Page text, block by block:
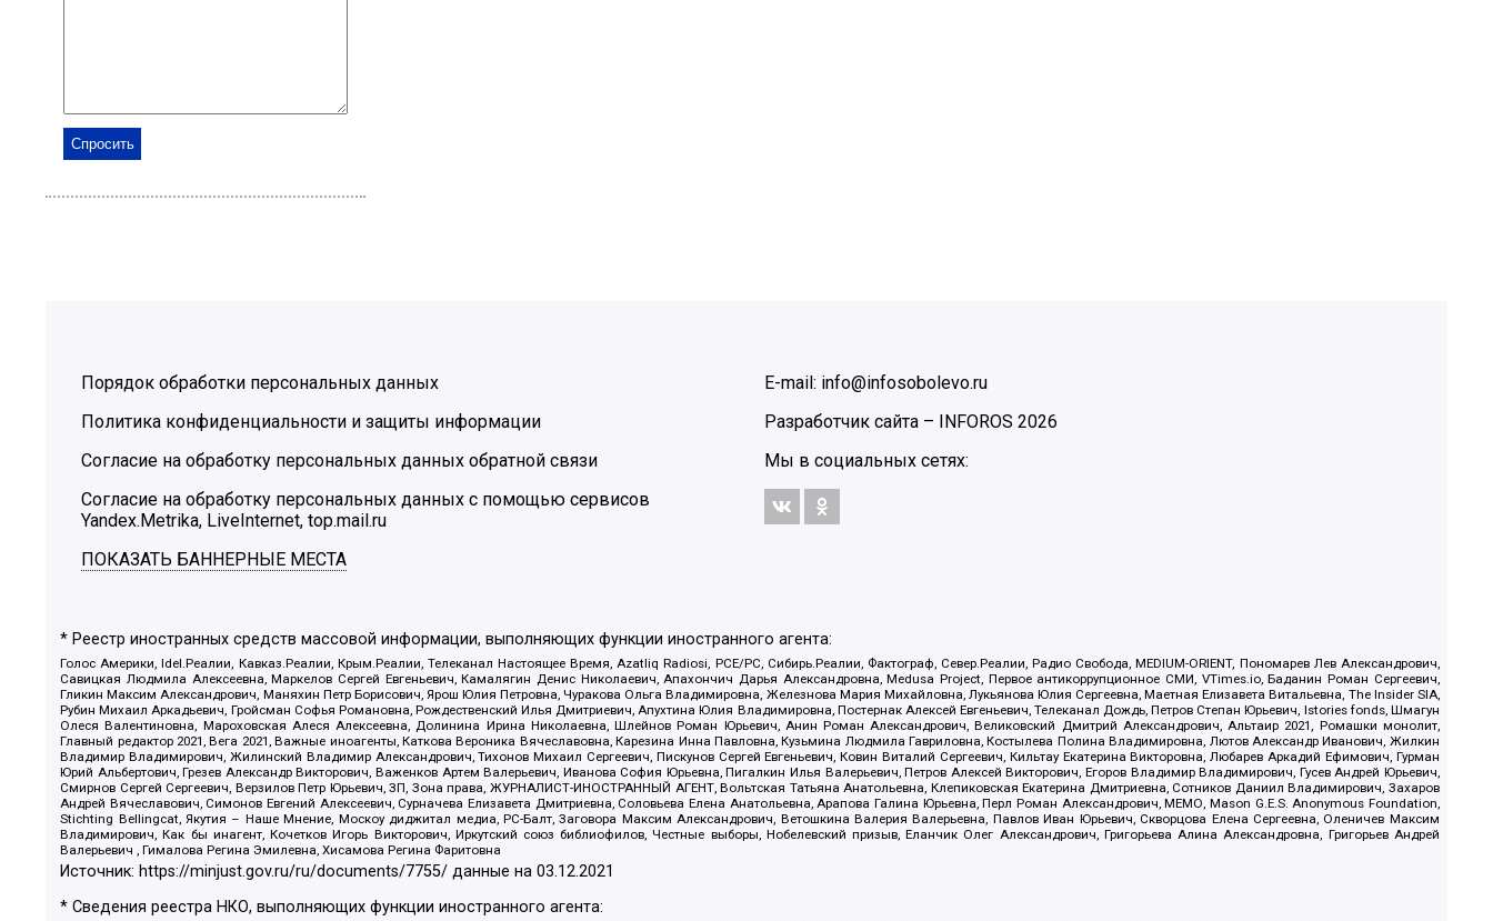
Порядок обработки персональных данных
Политика конфиденциальности и защиты информации
Согласие на обработку персональных данных обратной связи
Согласие на обработку персональных данных с помощью сервисов
Yandex.Metrika, LiveInternet, top.mail.ru
ПОКАЗАТЬ БАННЕРНЫЕ МЕСТА
E-mail: info@infosobolevo.ru
Разработчик сайта – INFOROS 2026
Мы в социальных сетях:
* Реестр иностранных средств массовой информации, выполняющих функции иностранного агента:
Голос Америки, Idel.Реалии, Кавказ.Реалии, Крым.Реалии, Телеканал Настоящее Время, Azatliq Radiosi, PCE/PC, Сибирь.Реалии, Фактограф, Север.Реалии, Радио Свобода, MEDIUM-ORIENT, Пономарев Лев Александрович,
Савицкая Людмила Алексеевна, Маркелов Сергей Евгеньевич, Камалягин Денис Николаевич, Апахончич Дарья Александровна, Medusa Project, Первое антикоррупционное СМИ, VTimes.io, Баданин Роман Сергеевич,
Гликин Максим Александрович, Маняхин Петр Борисович, Ярош Юлия Петровна, Чуракова Ольга Владимировна, Железнова Мария Михайловна, Лукьянова Юлия Сергеевна, Маетная Елизавета Витальевна, The Insider SIA,
Рубин Михаил Аркадьевич, Гройсман Софья Романовна, Рождественский Илья Дмитриевич, Апухтина Юлия Владимировна, Постернак Алексей Евгеньевич, Телеканал Дождь, Петров Степан Юрьевич, Istories fonds, Шмагун
Олеся Валентиновна, Мароховская Алеся Алексеевна, Долинина Ирина Николаевна, Шлейнов Роман Юрьевич, Анин Роман Александрович, Великовский Дмитрий Александрович, Альтаир 2021, Ромашки монолит,
Главный редактор 2021, Вега 2021, Важные иноагенты, Каткова Вероника Вячеславовна, Карезина Инна Павловна, Кузьмина Людмила Гавриловна, Костылева Полина Владимировна, Лютов Александр Иванович, Жилкин
Владимир Владимирович, Жилинский Владимир Александрович, Тихонов Михаил Сергеевич, Пискунов Сергей Евгеньевич, Ковин Виталий Сергеевич, Кильтау Екатерина Викторовна, Любарев Аркадий Ефимович, Гурман
Юрий Альбертович, Грезев Александр Викторович, Важенков Артем Валерьевич, Иванова София Юрьевна, Пигалкин Илья Валерьевич, Петров Алексей Викторович, Егоров Владимир Владимирович, Гусев Андрей Юрьевич,
Смирнов Сергей Сергеевич, Верзилов Петр Юрьевич, ЗП, Зона права, ЖУРНАЛИСТ-ИНОСТРАННЫЙ АГЕНТ, Вольтская Татьяна Анатольевна, Клепиковская Екатерина Дмитриевна, Сотников Даниил Владимирович, Захаров
Андрей Вячеславович, Симонов Евгений Алексеевич, Сурначева Елизавета Дмитриевна, Соловьева Елена Анатольевна, Арапова Галина Юрьевна, Перл Роман Александрович, МЕМО, Mason G.E.S. Anonymous Foundation,
Stichting Bellingcat, Якутия – Наше Мнение, Москоу диджитал медиа, РС-Балт, Заговора Максим Александрович, Ветошкина Валерия Валерьевна, Павлов Иван Юрьевич, Скворцова Елена Сергеевна, Оленичев Максим
Владимирович, Как бы инагент, Кочетков Игорь Викторович, Иркутский союз библиофилов, Честные выборы, Нобелевский призыв, Еланчик Олег Александрович, Григорьева Алина Александровна, Григорьев Андрей
Валерьевич , Гималова Регина Эмилевна, Хисамова Регина Фаритовна
Источник: https://minjust.gov.ru/ru/documents/7755/ данные на03.12.2021
* Сведения реестра НКО, выполняющих функции иностранного агента: